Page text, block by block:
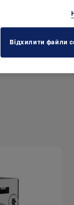
Відхилити файли